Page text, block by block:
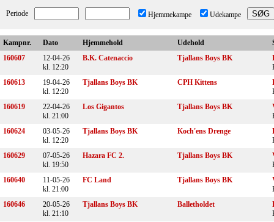
Periode Hjemmekampe Udekampe
Kampnr. Dato Hjemmehold Udehold
160607
12-04-26
kl. 12:20
B.K. Catenaccio Tjallans Boys BK
160613
19-04-26
kl. 12:20
Tjallans Boys BK CPH Kittens
160619
22-04-26
kl. 21:00
Los Gigantos Tjallans Boys BK
160624
03-05-26
kl. 12:20
Tjallans Boys BK Koch'ens Drenge
160629
07-05-26
kl. 19:50
Hazara FC 2. Tjallans Boys BK
160640
11-05-26
kl. 21:00
FC Land Tjallans Boys BK
160646
20-05-26
kl. 21:10
Tjallans Boys BK Balletholdet